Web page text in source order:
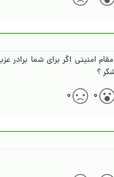
امنیتی اگر برای شما
؟
۰ ۰